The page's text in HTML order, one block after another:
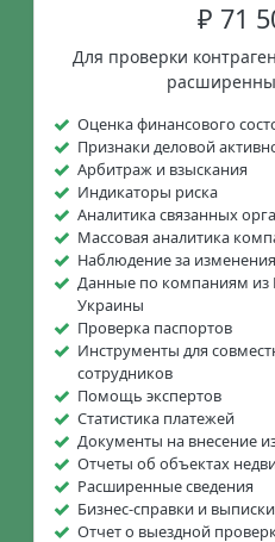
₽ 71
Для проверки
Оценка финансового
Признаки деловой
Арбитраж и взыскания
Индикаторы риска
Аналитика связанных
Массовая аналитика
Наблюдение за
Данные по компаниям из
Украины
Проверка паспортов
Инструменты для
сотрудников
Помощь экспертов
Статистика платежей
Документы на внесение
Отчеты об объектах
Расширенные сведения
Бизнес-справки и
Отчет о выездной